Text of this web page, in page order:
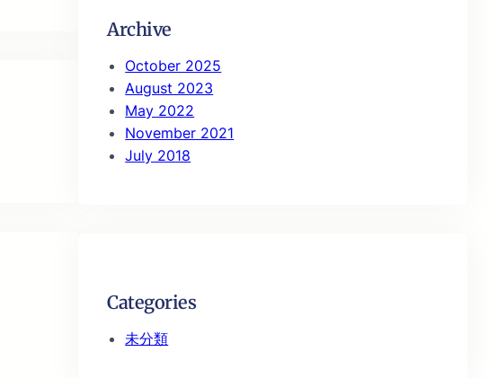
Archive
October 2025
August 2023
May 2022
November 2021
July 2018
Categories
未分類